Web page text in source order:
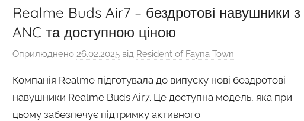
Realme Buds Air7 – бездротові навушники з
ANC та доступною ціною
Оприлюднено26.02.2025 від Resident of Fayna Town
Компанія Realme підготувала до випуску нові бездротові
навушники Realme Buds Air7. Це доступна модель, яка при
цьому забезпечує підтримку активного